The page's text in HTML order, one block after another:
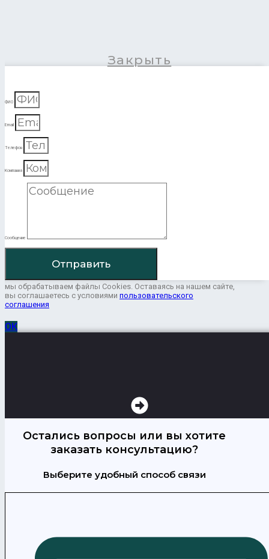
Закрыть
ФИО
Email
Телефон
Компания
Сообщение
Отправить
мы обрабатываем файлы Cookies. Оставаясь на нашем сайте,
вы соглашаетесь с условиями пользовательского
соглашения
ОК
Остались вопросы или вы хотите
заказать консультацию?
Выберите удобный способ связи